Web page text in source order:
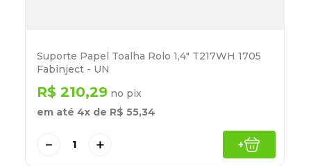
Suporte Papel Toalha Rolo 1,4" T217WH 1705
Fabinject - UN
R$ 210,29 no pix
em até 4x de R$ 55,34
＋
－ +